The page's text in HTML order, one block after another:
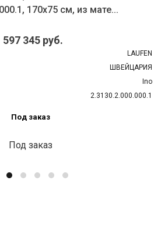
см, из мате...
руб.
2.3130.2.000.000.1